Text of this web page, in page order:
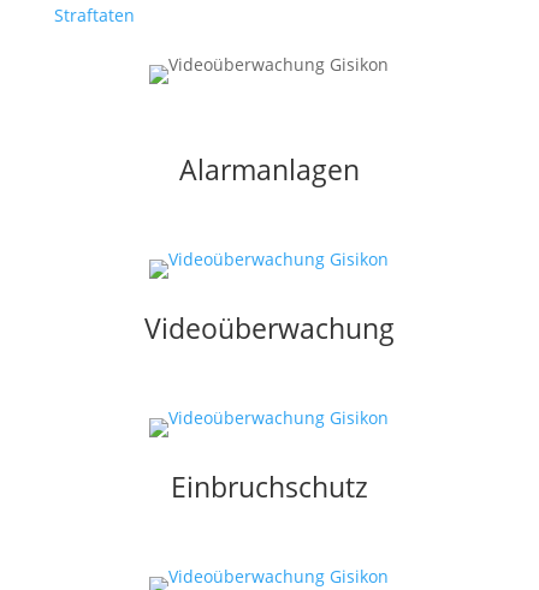
Straftaten
Alarmanlagen
Videoüberwachung
Einbruchschutz